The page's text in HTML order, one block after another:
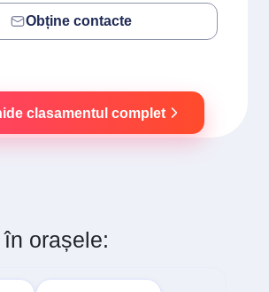
Obține contacte
clasamentul complet
orașele: